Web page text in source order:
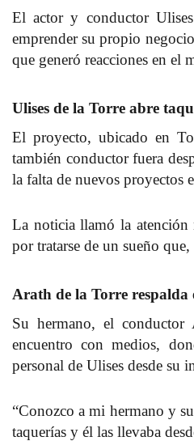
El actor y conductor
emprender su propio
que generó reacciones en el
Ulises de la Torre abre
El proyecto, ubicado en
también conductor fuera
la falta de nuevos proyectos
La noticia llamó la
por tratarse de un sueño
Arath de la Torre respalda
Su hermano, el
encuentro con medios,
personal de Ulises desde su
“Conozco a mi hermano y
taquerías y él las llevaba